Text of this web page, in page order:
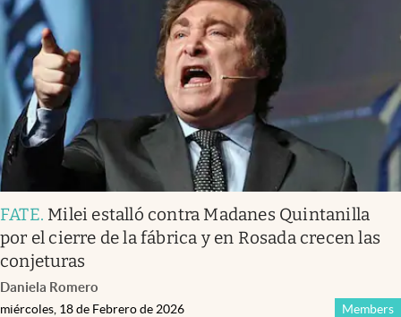
FATE. Milei estalló contra Madanes Quintanilla
por el cierre de la fábrica y en Rosada crecen las
conjeturas
Daniela Romero
Members
miércoles, 18 de Febrero de 2026